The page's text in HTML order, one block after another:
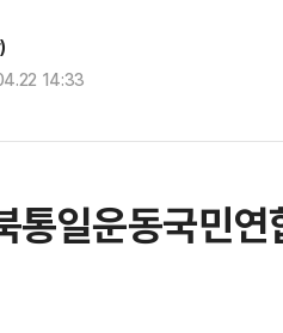
14:33
통일운동국민